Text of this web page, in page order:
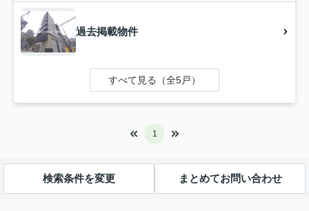
過去掲載物件
すべて見る（全5戸）
1
検索条件を変更 まとめてお問い合わせ